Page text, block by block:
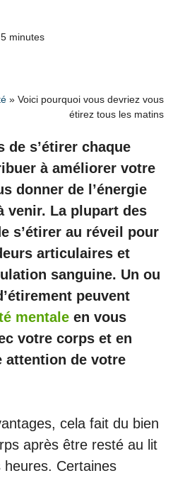
minutes
» Voici pourquoi vous devriez vous
étirez tous les matins
de s’étirer chaque
à améliorer votre
donner de l’énergie
venir. La plupart des
s’étirer au réveil pour
articulaires et
sanguine. Un ou
peuvent
mentale en vous
votre corps et en
attention de votre
cela fait du bien
après être resté au lit
heures. Certaines